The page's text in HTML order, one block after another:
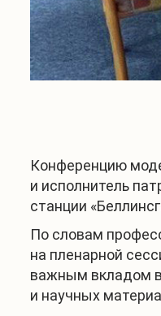
Конференцию
и исполнитель
станции
По словам
на пленарной
важным вкладом в
и научных